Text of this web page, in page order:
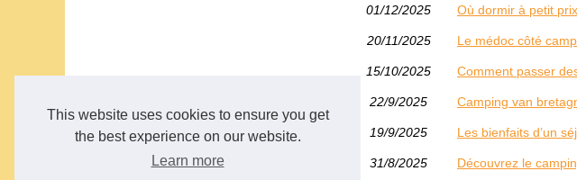
This website uses cookies to ensure you get
the best experience on our website.
Learn more
01/12/2025 Où dormir à petit
20/11/2025 Le médoc côté
15/10/2025 Comment passer
22/9/2025 Camping van
19/9/2025 Les bienfaits d’un
31/8/2025 Découvrez le